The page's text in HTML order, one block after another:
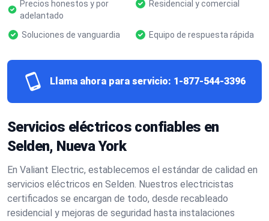
Precios honestos y por
adelantado
Residencial y comercial
Soluciones de vanguardia Equipo de respuesta rápida
Llama ahora para servicio: 1-877-544-3396
Servicios eléctricos confiables en
Selden, Nueva York
En Valiant Electric, establecemos el estándar de calidad en
servicios eléctricos en Selden. Nuestros electricistas
certificados se encargan de todo, desde recableado
residencial y mejoras de seguridad hasta instalaciones